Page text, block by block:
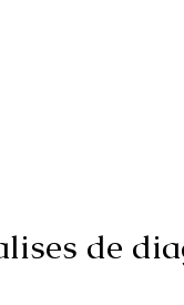
de